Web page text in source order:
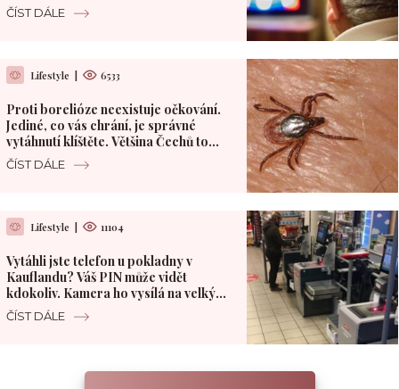
ČÍST DÁLE
Lifestyle | 6533
Proti borelióze neexistuje očkování.
Jediné, co vás chrání, je správné
vytáhnutí klíštěte. Většina Čechů to
dělá špatně
ČÍST DÁLE
Lifestyle | 11104
Vytáhli jste telefon u pokladny v
Kauflandu? Váš PIN může vidět
kdokoliv. Kamera ho vysílá na velký
monitor
ČÍST DÁLE